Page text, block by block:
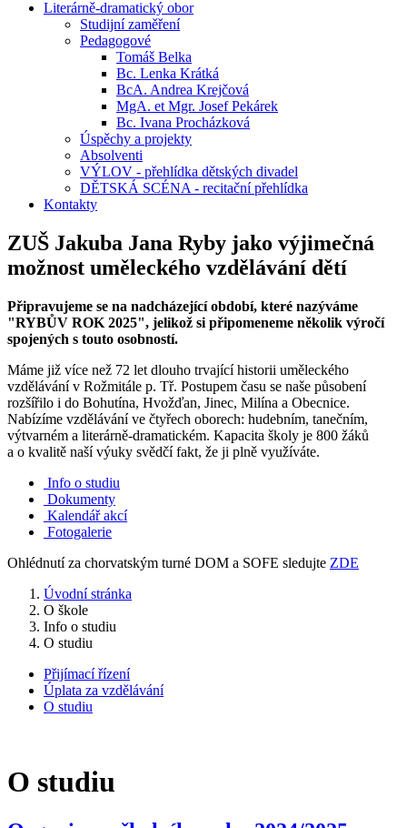
Literárně-dramatický obor
Studijní zaměření
Pedagogové
Tomáš Belka
Bc. Lenka Krátká
BcA. Andrea Krejčová
MgA. et Mgr. Josef Pekárek
Bc. Ivana Procházková
Úspěchy a projekty
Absolventi
VÝLOV - přehlídka dětských divadel
DĚTSKÁ SCÉNA - recitační přehlídka
Kontakty
ZUŠ Jakuba Jana Ryby jako výjimečná
možnost uměleckého vzdělávání dětí
Připravujeme se na nadcházející období, které nazýváme
"RYBŮV ROK 2025", jelikož si připomeneme několik výročí
spojených s touto osobností.
Máme již více než 72 let dlouho trvající historii uměleckého
vzdělávání v Rožmitále p. Tř. Postupem času se naše působení
rozšířilo i do Bohutína, Hvožďan, Jinec, Milína a Obecnice.
Nabízíme vzdělávání ve čtyřech oborech: hudebním, tanečním,
výtvarném a literárně-dramatickém. Kapacita školy je 800 žáků
a o kvalitě naší výuky svědčí fakt, že ji plně využíváte.
Info o studiu
Dokumenty
Kalendář akcí
Fotogalerie
Ohlédnutí za chorvatským turné DOM a SOFE sledujte ZDE
Úvodní stránka
O škole
Info o studiu
O studiu
Přijímací řízení
Úplata za vzdělávání
O studiu
O studiu